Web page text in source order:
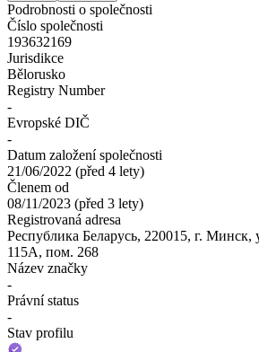
Podrobnosti o společnosti
Číslo společnosti
193632169
Jurisdikce
Bělorusko
Registry Number
-
Evropské DIČ
-
Datum založení společnosti
21/06/2022 (před 4 lety)
Členem od
08/11/2023 (před 3 lety)
Registrovaná adresa
Республика Беларусь, 220015, г. Минск,
115А, пом. 268
Název značky
-
Právní status
-
Stav profilu